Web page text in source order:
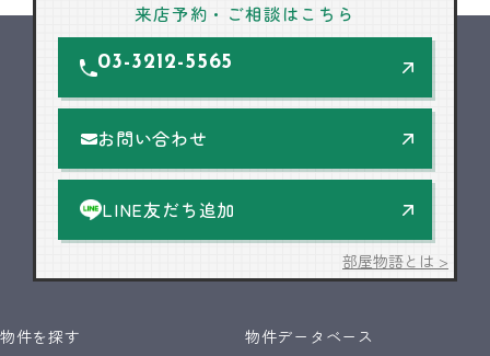
来店予約・ご相談はこちら
03-3212-5565
お問い合わせ
LINE友だち追加
部屋物語とは >
物件を探す 物件データベース